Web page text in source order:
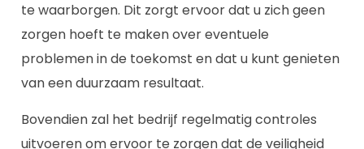
te waarborgen. Dit zorgt ervoor dat u zich geen
zorgen hoeft te maken over eventuele
problemen in de toekomst en dat u kunt genieten
van een duurzaam resultaat.
Bovendien zal het bedrijf regelmatig controles
uitvoeren om ervoor te zorgen dat de veiligheid